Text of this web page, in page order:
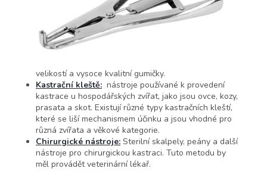
velikostí a vysoce kvalitní gumičky.
Kastrační kleště: nástroje používané k provedení
kastrace u hospodářských zvířat, jako jsou ovce, kozy,
prasata a skot. Existují různé typy kastračních kleští,
které se liší mechanismem účinku a jsou vhodné pro
různá zvířata a věkové kategorie.
Chirurgické nástroje: Sterilní skalpely, peány a další
nástroje pro chirurgickou kastraci. Tuto metodu by
měl provádět veterinární lékař.